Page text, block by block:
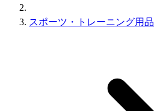
スポーツ・トレーニング用品